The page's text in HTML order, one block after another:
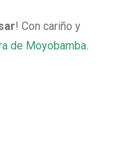
! Con cariño y
de Moyobamba